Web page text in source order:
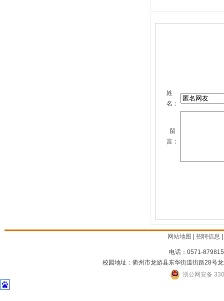
姓
名：
留
言：
网站地图 招聘信息
电话：0571-
校园地址：衢州市龙游县东华街道街路28号
浙公网安备